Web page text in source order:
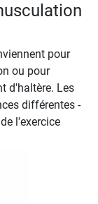
pour
ou pour
d'haltère. Les
différentes -
l'exercice